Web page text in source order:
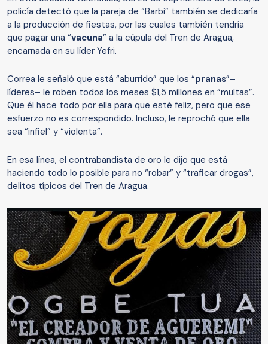
policía detectó que la pareja de “Barbi” también se dedicaría
a la producción de fiestas, por las cuales también tendría
que pagar una “vacuna” a la cúpula del Tren de Aragua,
encarnada en su líder Yefri.
Correa le señaló que está “aburrido” que los “pranas”–
líderes– le roben todos los meses $1,5 millones en “multas”.
Que él hace todo por ella para que esté feliz, pero que ese
esfuerzo no es correspondido. Incluso, le reprochó que ella
sea “infiel” y “violenta”.
En esa línea, el contrabandista de oro le dijo que está
haciendo todo lo posible para no “robar” y “traficar drogas”,
delitos típicos del Tren de Aragua.